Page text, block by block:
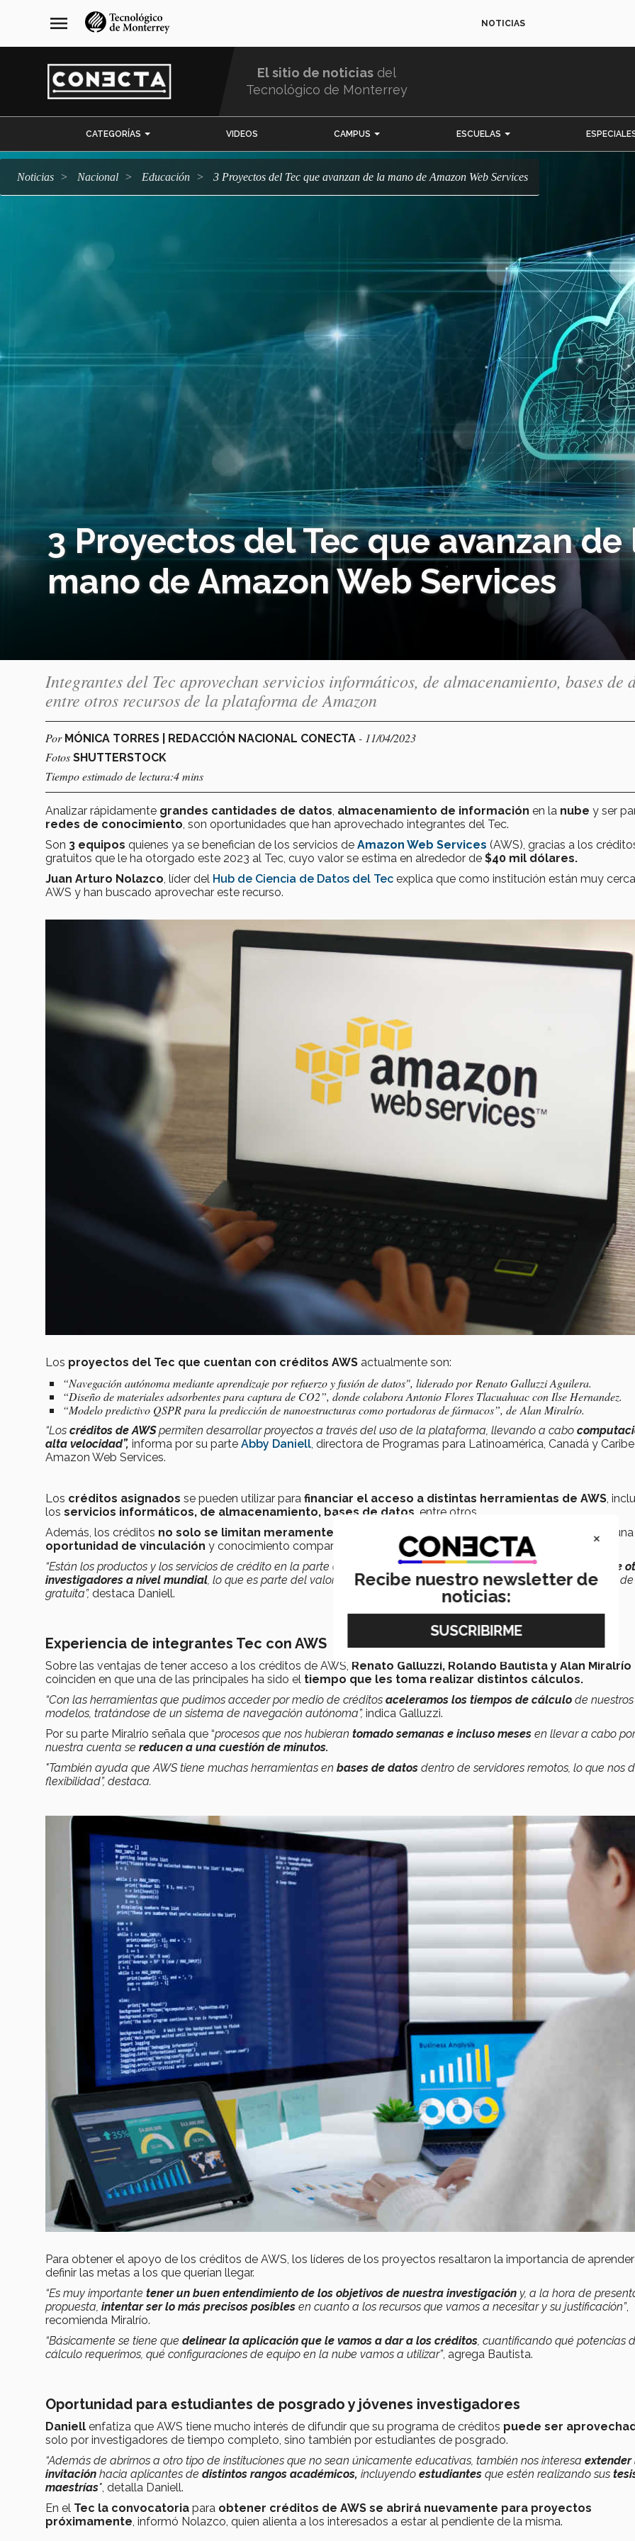
navegación
principal
menu NOTICIAS
El sitio de noticias del
Tecnológico de Monterrey
CATEGORÍAS VIDEOS CAMPUS ESCUELAS
Noticias Nacional Educación 3 Proyectos del Tec que avanzan de la mano de Amazon Web Services
3 Proyectos del Tec que avanzan de
mano de Amazon Web Services
Integrantes del Tec aprovechan servicios informáticos, de almacenamiento, bases de
entre otros recursos de la plataforma de Amazon
Por MÓNICA TORRES | REDACCIÓN NACIONAL CONECTA - 11/04/2023
Fotos SHUTTERSTOCK
Tiempo estimado de lectura:4 mins
Analizar rápidamente grandes cantidades de datos almacenamiento de información en la nube y ser
redes de conocimiento , son oportunidades que han aprovechado integrantes del Tec.
Son 3 equipos quienes ya se benefician de los servicios de Amazon Web Services (AWS), gracias a los
gratuitos que le ha otorgado este 2023 al Tec, cuyo valor se estima en alrededor de $40 mil dólares.
Juan Arturo Nolazco , líder del Hub de Ciencia de Datos del Tec explica que como institución están muy
AWS y han buscado aprovechar este recurso.
Los proyectos del Tec que cuentan con créditos AWS actualmente son:
“Navegación autónoma mediante aprendizaje por refuerzo y fusión de datos", liderado por Renato Galluzzi Aguilera.
“Diseño de materiales adsorbentes para captura de CO2”, donde colabora Antonio Flores Tlacuahuac con Ilse Hernandez.
“Modelo predictivo QSPR para la predicción de nanoestructuras como portadoras de fármacos”, de Alan Miralrío.
“Los créditos de AWSpermiten desarrollar proyectos a través del uso de la plataforma, llevando a cabo
alta velocidad”, informa por su parte Abby Daniell, directora de Programas para Latinoamérica, Canadá y
Amazon Web Services.
Los créditos asignados se pueden utilizar para financiar el acceso a distintas herramientas de AWS,
los servicios informáticos, de almacenamiento, bases de datos , entre otros.
Además, los créditos no solo se limitan meramente a un apoyo económico,
sino que también proveen una
oportunidad de vinculación y conocimiento compartido para los investigadores participantes.
“Están los productos y los servicios de crédito en la parte de computación, pero también tienenacceso a la red de
investigadores a nivel mundial, lo que es parte del valor de este programa que no es simplemente computación
gratuita”, destaca Daniell.
Experiencia de integrantes Tec con AWS
Sobre las ventajas de tener acceso a los créditos de AWS, Renato Galluzzi, Rolando Bautista y Alan Miralrío
coinciden en que una de las principales ha sido el tiempo que les toma realizar distintos cálculos.
“Con las herramientas que pudimos acceder por medio de créditos aceleramos los tiempos de cálculo de nuestros
modelos, tratándose de un sistema de navegación autónoma”, indica Galluzzi.
Por su parte Miralrío señala que “procesos que nos hubieran tomado semanas e incluso meses en llevar a cabo por
nuestra cuenta se reducen a una cuestión de minutos.
"También ayuda que AWS tiene muchas herramientas en bases de datos dentro de servidores remotos, lo que nos
flexibilidad”, destaca.
Para obtener el apoyo de los créditos de AWS, los líderes de los proyectos resaltaron la importancia de
definir las metas a los que querían llegar.
“Es muy importante tener un buen entendimiento de los objetivos de nuestra investigación y, a la hora de
propuesta, intentar ser lo más precisos posibles en cuanto a los recursos que vamos a necesitar y su justificación”,
recomienda Miralrío.
“Básicamente se tiene que delinear la aplicación que le vamos a dar a los créditos, cuantificando qué potencias
cálculo requerimos, qué configuraciones de equipo en la nube vamos a utilizar”, agrega Bautista.
Oportunidad para estudiantes de posgrado y jóvenes investigadores
Daniell enfatiza que AWS tiene mucho interés de difundir que su programa de créditos puede ser
solo por investigadores de tiempo completo, sino también por estudiantes de posgrado.
“Además de abrirnos a otro tipo de instituciones que no sean únicamente educativas, también nos interesa extender
invitación hacia aplicantes de distintos rangos académicos, incluyendo estudiantes que estén realizando sus
maestrías", detalla Daniell.
En el Tec la convocatoria para obtener créditos de AWS se abrirá nuevamente para proyectos
próximamente, informó Nolazco, quien alienta a los interesados a estar al pendiente de la misma.
×
Recibe nuestro newsletter de
noticias: